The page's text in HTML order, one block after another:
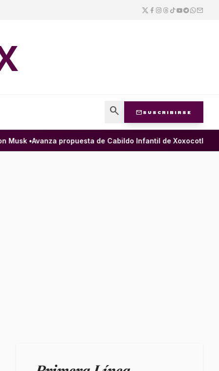
search mail SUSCRIBIRSE
•Avanza propuesta de Cabildo Infantil de Xoxocotlán